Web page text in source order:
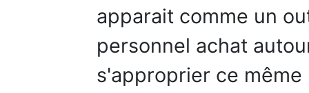
apparait comme un
personnel achat
s'approprier ce